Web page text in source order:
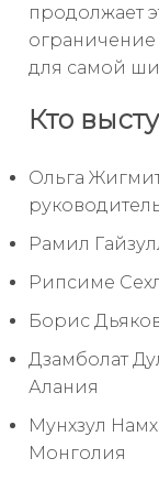
продолжает
ограничение
для самой
Кто
Ольга
Рамил
Рипсиме
Борис
Дзамболат
Алания
Мунхзул
Монголия